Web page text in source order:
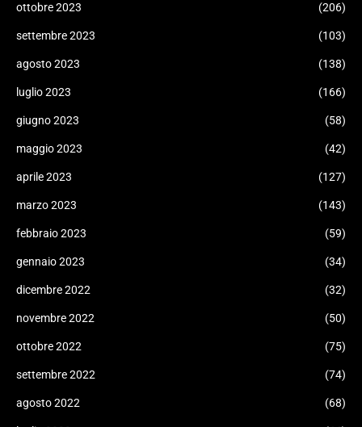
ottobre 2023 (206)
settembre 2023 (103)
agosto 2023 (138)
luglio 2023 (166)
giugno 2023 (58)
maggio 2023 (42)
aprile 2023 (127)
marzo 2023 (143)
febbraio 2023 (59)
gennaio 2023 (34)
dicembre 2022 (32)
novembre 2022 (50)
ottobre 2022 (75)
settembre 2022 (74)
agosto 2022 (68)